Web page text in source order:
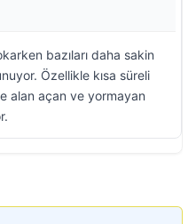
bazıları daha sakin
Özellikle kısa süreli
alan açan ve yormayan